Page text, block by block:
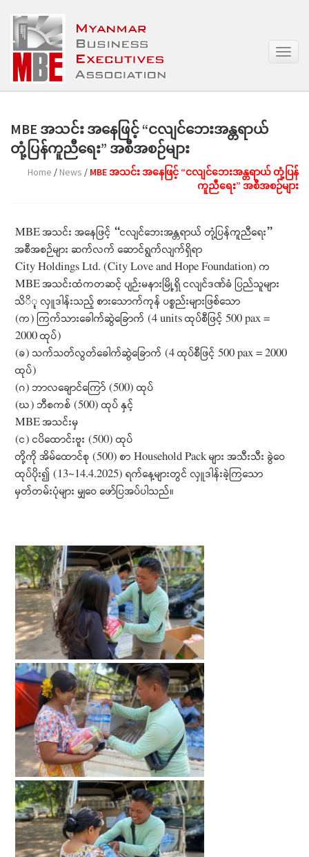
T
g
v
i
g
MBE အသင်း အနေဖြင့် “ငလျင်ဘေးအန္တရာယ်
တုံ့ပြန်ကူညီရေး” အစီအစဉ်များ
Home / News / MBE အသင်း အနေဖြင့် “ငလျင်ဘေးအန္တရာယ် တုံ့ပြန်
ကူညီရေး” အစီအစဉ်များ
MBE အသင်း အနေဖြင့် “ငလျင်ဘေးအန္တရာယ် တုံ့ပြန်ကူညီရေး”
အစီအစဉ်များ ဆက်လက် ဆောင်ရွက်လျက်ရှိရာ
City Holdings Ltd. (City Love and Hope Foundation) က
MBE အသင်းထံကတဆင့် ပျဉ်းမနားမြို့ရှိ ငလျင်ဒဏ်ခံ ပြည်သူများ
သိို့ လှူဒါန်းသည့် စား‌သောက်ကုန် ပစ္စည်းများဖြစ်သော
(က) ကြက်သားခေါက်ဆွဲခြောက် (4 units ထုပ်စီဖြင့် 500 pax =
2000 ထုပ်)
(ခ) သက်သတ်လွတ်ခေါက်ဆွဲခြောက် (4 ထုပ်စီဖြင့် 500 pax = 2000
ထုပ်)
(ဂ) ဘာလချောင်ကြော် (500) ထုပ်
(ဃ) ဘီစကစ် (500) ထုပ် နှင့်
MBE အသင်းမှ
(င) ငပိထောင်းဗူး (500) ထုပ်
တို့ကို အိမ်ထောင်စု (500) စာ Household Pack များ အသီးသီး ခွဲဝေ
ထုပ်ပိုး၍ (13~14.4.2025) ရက်နေ့များတွင် လှူဒါန်းခဲ့‌‌ကြသော
မှတ်တမ်းပုံများ မျှဝေ ဖော်ပြအပ်ပါသည်။